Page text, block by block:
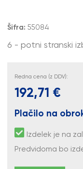
Šifra: 55084
6 - potni stranski
Redna cena (z DDV):
192,71 €
Plačilo na
Izdelek je na
Predvidoma bo